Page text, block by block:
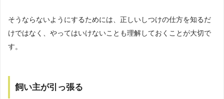
そうならないようにするためには、正しいしつけの仕方を知るだ
けではなく、やってはいけないことも理解しておくことが大切で
す。
飼い主が引っ張る